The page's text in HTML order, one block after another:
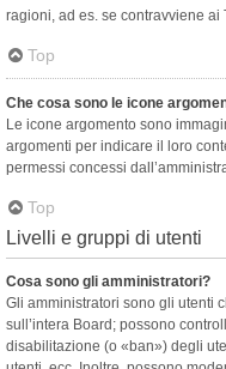
ragioni, ad es. se contravviene ai
Top
Che cosa sono le icone
Le icone argomento sono
argomenti per indicare il loro
permessi concessi
Top
Livelli e gruppi di utenti
Cosa sono gli amministratori?
Gli amministratori sono gli utenti
sull’intera Board; possono
disabilitazione (o «ban») degli